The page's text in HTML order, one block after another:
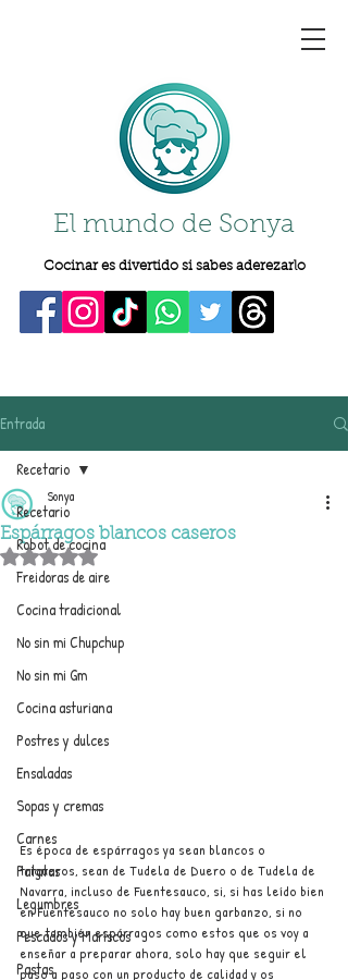
El mundo de Sonya
Cocinar es divertido si sabes aderezarlo
Entrada
Recetario
Robot de cocina
Freidoras de aire
Cocina tradicional
No sin mi Chupchup
No sin mi Gm
Cocina asturiana
Postres y dulces
Ensaladas
Sopas y cremas
Carnes
Patatas
Legumbres
Pescados y Mariscos
Pastas
Recetario
Espárragos blancos caseros
Sonya
Obtuvo NaN de 5 estrellas.
Es época de espárragos ya sean blancos o
trigueros, sean de Tudela de Duero o de Tudela de
Navarra, incluso de Fuentesauco, si, si has leído bien
en Fuentesauco no solo hay buen garbanzo, si no
que también espárragos como estos que os voy a
enseñar a preparar ahora, solo hay que seguir el
paso a paso con un producto de calidad y os